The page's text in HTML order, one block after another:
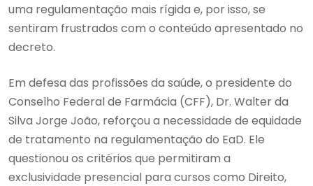
uma regulamentação mais rígida e, por isso, se
sentiram frustrados com o conteúdo apresentado no
decreto.
Em defesa das profissões da saúde, o presidente do
Conselho Federal de Farmácia (CFF), Dr. Walter da
Silva Jorge João, reforçou a necessidade de equidade
de tratamento na regulamentação do EaD. Ele
questionou os critérios que permitiram a
exclusividade presencial para cursos como Direito,